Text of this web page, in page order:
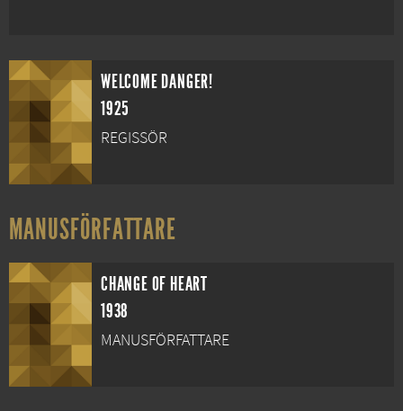
WELCOME DANGER!
1925
REGISSÖR
MANUSFÖRFATTARE
CHANGE OF HEART
1938
MANUSFÖRFATTARE